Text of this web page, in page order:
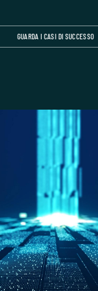
GUARDA I CASI DI SUCCESSO